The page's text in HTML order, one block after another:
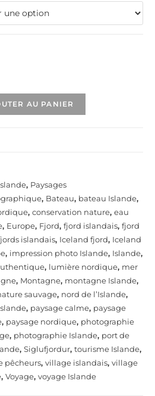
AU PANIER
, Paysages
, Bateau, bateau Islande,
, conservation nature, eau
, Europe, Fjord, fjord islandais, fjord
islandais, Iceland fjord, Iceland
, impression photo Islande, Islande,
, lumière nordique, mer
, Montagne, montagne Islande,
sauvage, nord de l’Islande,
, paysage calme, paysage
, paysage nordique, photographie
, photographie Islande, port de
, Siglufjordur, tourisme Islande,
pêcheurs, village islandais, village
, Voyage, voyage Islande